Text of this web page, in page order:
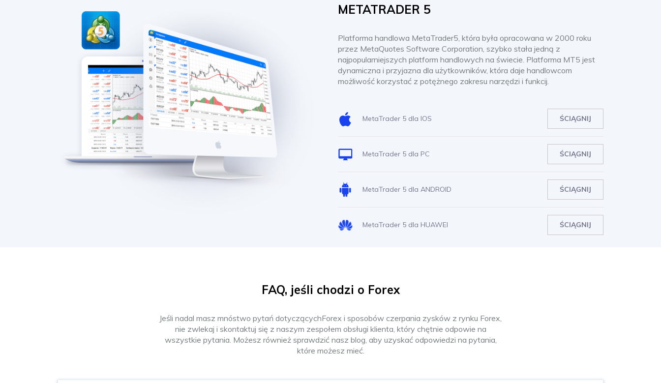
METATRADER 5
Platforma handlowa MetaTrader5, która była opracowana w 2000 roku
przez MetaQuotes Software Corporation, szybko stała jedną z
najpopularniejszych platform handlowych na świecie. Platforma MT5 jest
dynamiczna i przyjazna dla użytkowników, która daje handlowcom
możliwość korzystać z potężnego zakresu narzędzi i funkcij.
MetaTrader 5 dla IOS ŚCIĄGNIJ
MetaTrader 5 dla PC ŚCIĄGNIJ
MetaTrader 5 dla ANDROID ŚCIĄGNIJ
MetaTrader 5 dla HUAWEI ŚCIĄGNIJ
FAQ, jeśli chodzi o Forex
Jeśli nadal masz mnóstwo pytań dotyczącychForex i sposobów czerpania zysków z rynku Forex,
nie zwlekaj i skontaktuj się z naszym zespołem obsługi klienta, który chętnie odpowie na
wszystkie pytania. Możesz również sprawdzić nasz blog, aby uzyskać odpowiedzi na pytania,
które możesz mieć.